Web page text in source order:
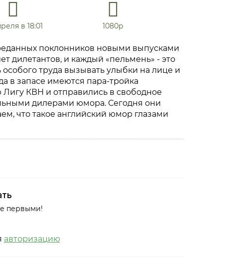
в 18:01 1080р
поклонников новыми выпусками
дилетантов, и каждый «пельмень» - это
труда вызывать улыбки на лице и
в запасе имеются пара-тройка
КВН и отправились в свободное
дилерами юмора. Сегодня они
что такое английский юмор глазами
первыми!
авторизацию